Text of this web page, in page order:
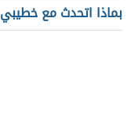
بماذا اتحدث مع خطيبي